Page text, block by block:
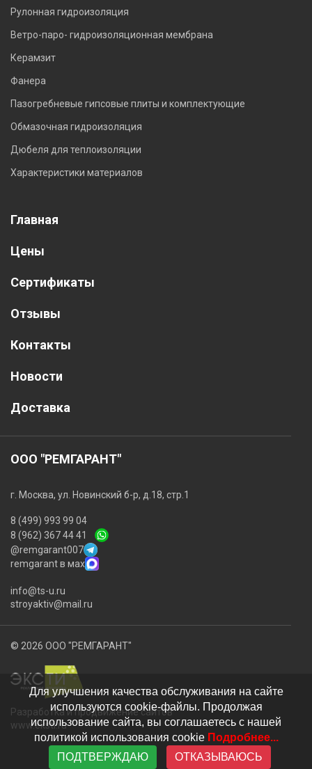
Рулонная гидроизоляция
Ветро-паро- гидроизоляционная мембрана
Керамзит
Фанера
Пазогребневые гипсовые плиты и комплектующие
Обмазочная гидроизоляция
Дюбеля для теплоизоляции
Характеристики материалов
Главная
Цены
Сертификаты
Отзывы
Контакты
Новости
Доставка
ООО "РЕМГАРАНТ"
г. Москва, ул. Новинский б-р, д.18, стр.1
8 (499) 993 99 04
8 (962) 367 44 41
@remgarant007
remgarant в мах
info@ts-u.ru
stroyaktiv@mail.ru
© 2026 ООО "РЕМГАРАНТ"
Разработка и продвижение сайтов
www.eksti.ru
Для улучшения качества обслуживания на сайте
используются cookie-файлы. Продолжая
использование сайта, вы соглашаетесь с нашей
политикой использования cookie Подробнее...
ПОДТВЕРЖДАЮ
ОТКАЗЫВАЮСЬ